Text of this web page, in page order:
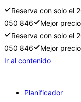
Reserva con solo el
050 846
Mejor
Reserva con solo el
050 846
Mejor
Ir al contenido
Planificador